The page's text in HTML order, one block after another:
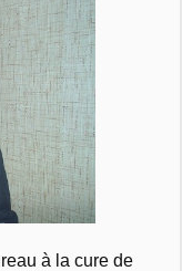
à la cure de